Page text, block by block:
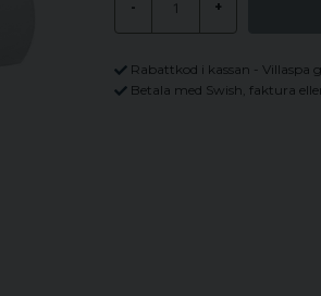
- +
Rabattkod i kassan - Villaspa
Betala med Swish, faktura